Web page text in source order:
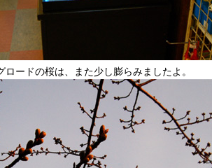
ロードの桜は、また少し膨らみましたよ。